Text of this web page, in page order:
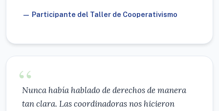
— Participante del Taller de Cooperativismo
Nunca había hablado de derechos de manera
tan clara. Las coordinadoras nos hicieron